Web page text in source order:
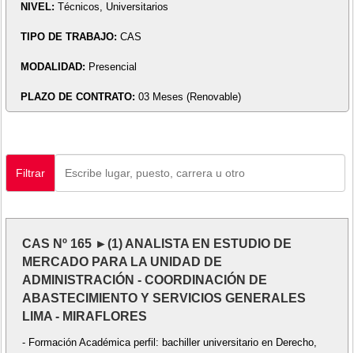
NIVEL: Técnicos, Universitarios
TIPO DE TRABAJO: CAS
MODALIDAD: Presencial
PLAZO DE CONTRATO: 03 Meses (Renovable)
Filtrar
CAS Nº 165 ►(1) ANALISTA EN ESTUDIO DE
MERCADO PARA LA UNIDAD DE
ADMINISTRACIÓN - COORDINACIÓN DE
ABASTECIMIENTO Y SERVICIOS GENERALES
LIMA - MIRAFLORES
- Formación Académica perfil: bachiller universitario en Derecho,